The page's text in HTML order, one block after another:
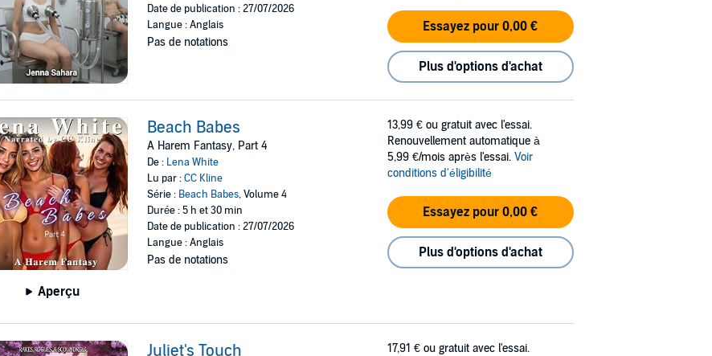
Date de publication : 27/07/2026
Langue : Anglais
Pas de notations
Essayez pour 0,00 €
Plus d'options d'achat
Aperçu
Beach Babes
A Harem Fantasy, Part 4
De : Lena White
Lu par :CC Kline
Série : Beach Babes, Volume 4
Durée : 5 h et 30 min
Date de publication : 27/07/2026
Langue : Anglais
Pas de notations
13,99 € ou gratuit avec l'essai.
Renouvellement automatique à
5,99 €/mois après l'essai. Voir
conditions d'éligibilité
Essayez pour 0,00 €
Plus d'options d'achat
Juliet's Touch 17,91 € ou gratuit avec l'essai.